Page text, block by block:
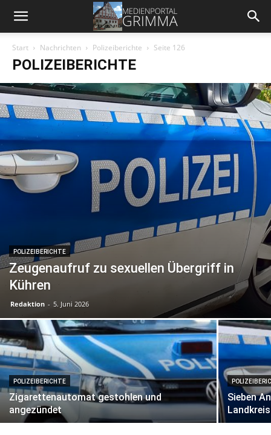
Start Nachrichten Polizeiberichte Seite 126
POLIZEIBERICHTE
POLIZEIBERICHTE
Zeugenaufruf zu sexuellen Übergriff in
Kühren
Redaktion - 5. Juni 2026
POLIZEIBERICHTE
Zigarettenautomat gestohlen und
angezündet
Sieben